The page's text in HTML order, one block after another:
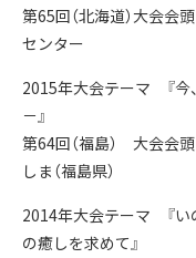
第65回（北海道）大会
センター
2015年大会テーマ 『今
－』
第64回（福島） 大会会
しま（福島県）
2014年大会テーマ 『
の癒しを求めて』